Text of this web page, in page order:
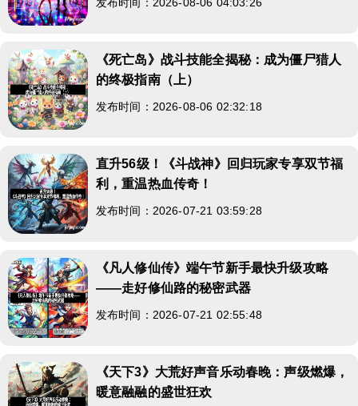
《死亡岛》战斗技能全揭秘：成为僵尸猎人
的终极指南（上）
发布时间：2026-08-06 02:32:18
直升56级！《斗战神》回归玩家专享双节福
利，重温热血传奇！
发布时间：2026-07-21 03:59:28
《凡人修仙传》端午节新手最快升级攻略
——走好修仙路的秘密武器
发布时间：2026-07-21 02:55:48
《天下3》大荒好声音乐动春晚：声级燃爆，
暖意融融的盛世狂欢